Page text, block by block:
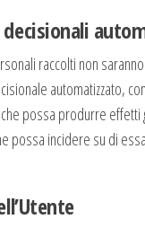
decisionali
raccolti non
automatizzato,
possa produrre effetti
possa incidere su di